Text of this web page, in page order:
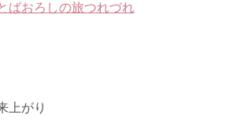
ばおろしの旅つれづれ
上がり